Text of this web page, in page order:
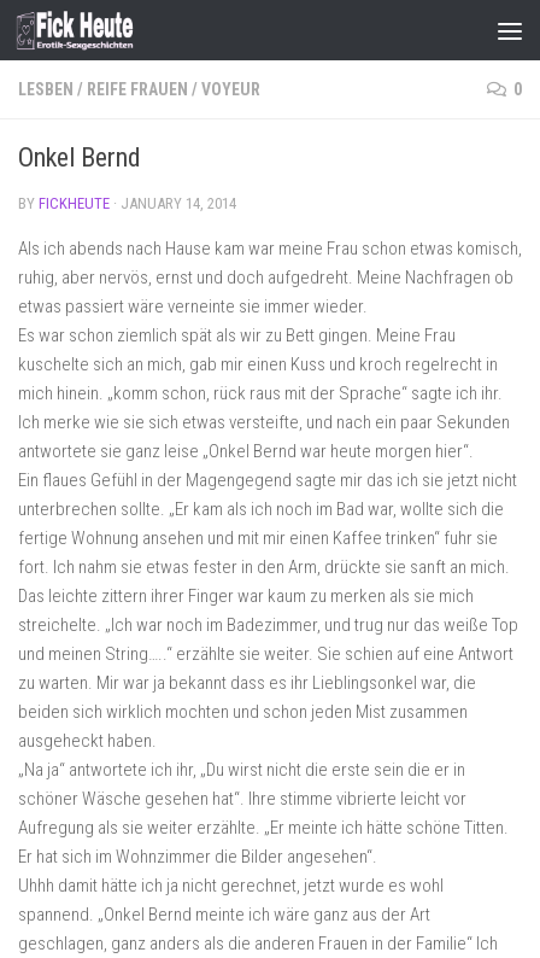
Skip to content
LESBEN / REIFE FRAUEN / VOYEUR 0
Onkel Bernd
BY FICKHEUTE · JANUARY 14, 2014
Als ich abends nach Hause kam war meine Frau schon etwas komisch,
ruhig, aber nervös, ernst und doch aufgedreht. Meine Nachfragen ob
etwas passiert wäre verneinte sie immer wieder.
Es war schon ziemlich spät als wir zu Bett gingen. Meine Frau
kuschelte sich an mich, gab mir einen Kuss und kroch regelrecht in
mich hinein. „komm schon, rück raus mit der Sprache“ sagte ich ihr.
Ich merke wie sie sich etwas versteifte, und nach ein paar Sekunden
antwortete sie ganz leise „Onkel Bernd war heute morgen hier“.
Ein flaues Gefühl in der Magengegend sagte mir das ich sie jetzt nicht
unterbrechen sollte. „Er kam als ich noch im Bad war, wollte sich die
fertige Wohnung ansehen und mit mir einen Kaffee trinken“ fuhr sie
fort. Ich nahm sie etwas fester in den Arm, drückte sie sanft an mich.
Das leichte zittern ihrer Finger war kaum zu merken als sie mich
streichelte. „Ich war noch im Badezimmer, und trug nur das weiße Top
und meinen String…..“ erzählte sie weiter. Sie schien auf eine Antwort
zu warten. Mir war ja bekannt dass es ihr Lieblingsonkel war, die
beiden sich wirklich mochten und schon jeden Mist zusammen
ausgeheckt haben.
„Na ja“ antwortete ich ihr, „Du wirst nicht die erste sein die er in
schöner Wäsche gesehen hat“. Ihre stimme vibrierte leicht vor
Aufregung als sie weiter erzählte. „Er meinte ich hätte schöne Titten.
Er hat sich im Wohnzimmer die Bilder angesehen“.
Uhhh damit hätte ich ja nicht gerechnet, jetzt wurde es wohl
spannend. „Onkel Bernd meinte ich wäre ganz aus der Art
geschlagen, ganz anders als die anderen Frauen in der Familie“ Ich